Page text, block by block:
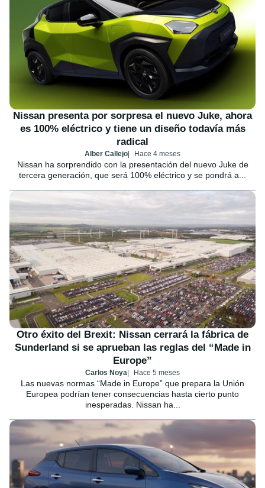
Nissan presenta por sorpresa el nuevo Juke, ahora
es 100% eléctrico y tiene un diseño todavía más
radical
Alber Callejo Hace 4 meses
Nissan ha sorprendido con la presentación del nuevo Juke de
tercera generación, que será 100% eléctrico y se pondrá a...
Otro éxito del Brexit: Nissan cerrará la fábrica de
Sunderland si se aprueban las reglas del “Made in
Europe”
Carlos Noya Hace 5 meses
Las nuevas normas “Made in Europe” que prepara la Unión
Europea podrían tener consecuencias hasta cierto punto
inesperadas. Nissan ha...